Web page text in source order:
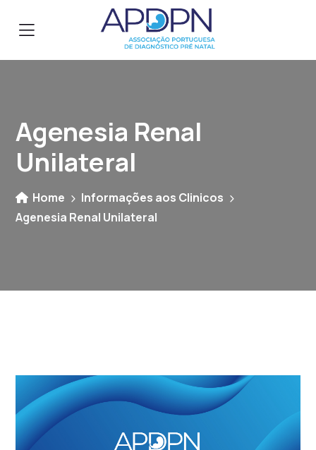
Agenesia Renal
Unilateral
Home
Informações aos Clinicos
Agenesia Renal Unilateral